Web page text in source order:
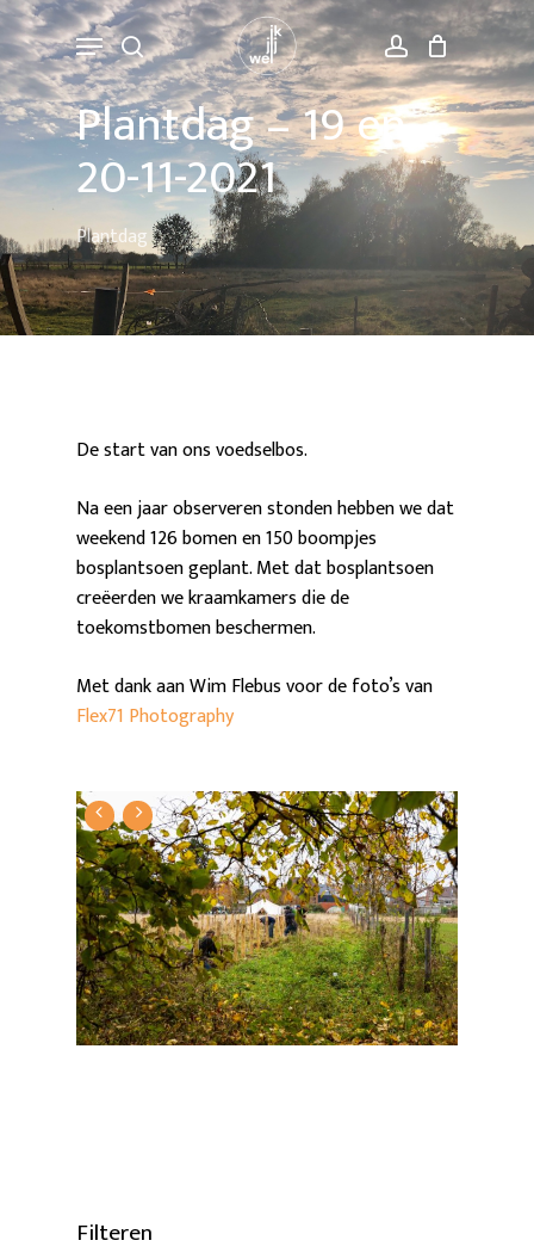
Skip
to
main
content
search account
Menu
Plantdag – 19 en
20-11-2021
Plantdag
De start van ons voedselbos.
Na een jaar observeren stonden hebben we dat
weekend 126 bomen en 150 boompjes
bosplantsoen geplant. Met dat bosplantsoen
creëerden we kraamkamers die de
toekomstbomen beschermen.
Met dank aan Wim Flebus voor de foto’s van
Flex71 Photography
Filteren